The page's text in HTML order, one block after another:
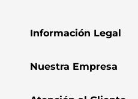
Información Legal
Nuestra Empresa